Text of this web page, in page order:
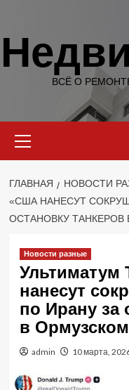
содержимому
ВСЁ О
меню
ГЛАВНАЯ НОВОСТИ
«США НАНЕСУТ
ОСТАНОВКУ
Новости разные
нанесут
по Ирану за
в
admin 10 марта,